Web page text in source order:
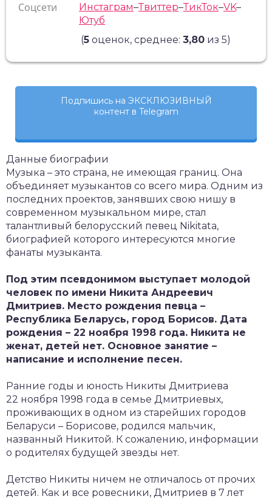
Соцсети Инстаграм–Твиттер–ТикТок–VK–
Ютуб
(5оценок, среднее: 3,80из 5)
Подпишись на ЭКСКЛЮЗИВНЫЙ
контент в Telegram
Данные биографии
Музыка – это страна, не имеющая границ. Она
объединяет музыкантов со всего мира. Одним из
последних проектов, занявших свою нишу в
современном музыкальном мире, стал
талантливый белорусский певец Nikitata,
биографией которого интересуются многие
фанаты музыканта.
Под этим псевдонимом выступает молодой
человек по имени Никита Андреевич
Дмитриев. Место рождения певца –
Республика Беларусь, город Борисов. Дата
рождения – 22 ноября 1998 года. Никита не
женат, детей нет. Основное занятие –
написание и исполнение песен.
Ранние годы и юность Никиты Дмитриева
22 ноября 1998 года в семье Дмитриевых,
проживающих в одном из старейших городов
Беларуси – Борисове, родился мальчик,
названный Никитой. К сожалению, информации
о родителях будущей звезды нет.
Детство Никиты ничем не отличалось от прочих
детей. Как и все ровесники, Дмитриев в 7 лет